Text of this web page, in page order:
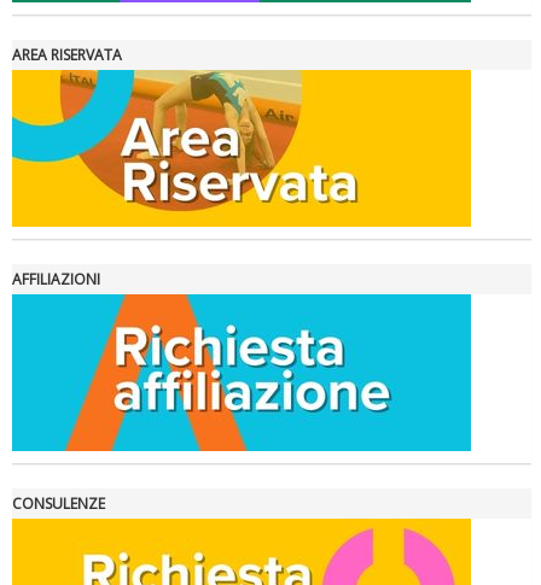
Ddl Lobby, Uisp: “Il Parlamento valorizzi le nostre specificità"
AREA RISERVATA
AFFILIAZIONI
CONSULENZE